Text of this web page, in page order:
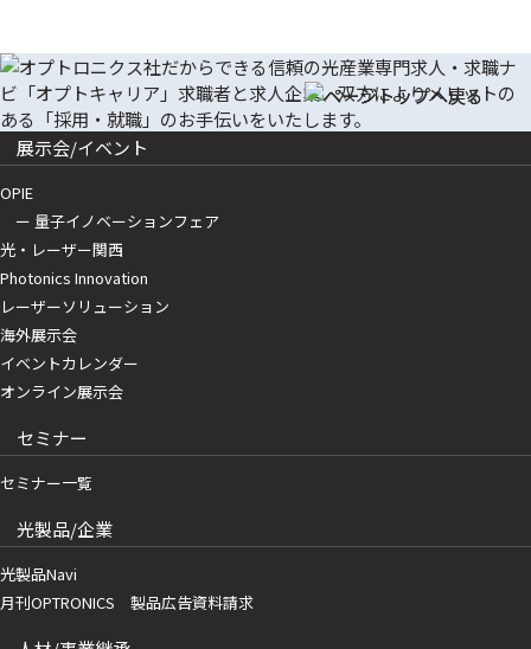
展示会/イベント
OPIE
ー 量子イノベーションフェア
光・レーザー関西
Photonics Innovation
レーザーソリューション
海外展示会
イベントカレンダー
オンライン展示会
セミナー
セミナー一覧
光製品/企業
光製品Navi
月刊OPTRONICS 製品広告資料請求